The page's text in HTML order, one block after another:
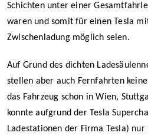
Schichten unter einer
waren und somit für einen Tesla
Zwischenladung möglich seien.
Auf Grund des dichten
stellen aber auch Fernfahrten
das Fahrzeug schon in Wien,
konnte aufgrund der Tesla
Ladestationen der Firma Tesla)